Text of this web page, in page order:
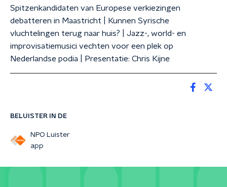
BELUISTER IN DE
NPO Luister
app
Spitzenkandidaten van Europese verkiezingen
debatteren in Maastricht | Kunnen Syrische
vluchtelingen terug naar huis? | Jazz-, world- en
improvisatiemusici vechten voor een plek op
Nederlandse podia | Presentatie: Chris Kijne